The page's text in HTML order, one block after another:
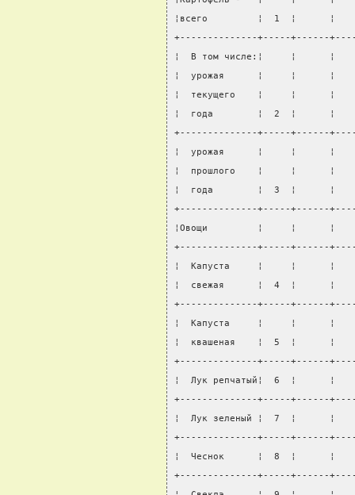
¦всего         ¦  1  ¦
+--------------+-----+------
¦  В том числе:¦     ¦
¦  урожая      ¦     ¦
¦  текущего    ¦     ¦
¦  года        ¦  2  ¦
+--------------+-----+------
¦  урожая      ¦     ¦
¦  прошлого    ¦     ¦
¦  года        ¦  3  ¦
+--------------+-----+------
¦Овощи         ¦     ¦
+--------------+-----+------
¦  Капуста     ¦     ¦
¦  свежая      ¦  4  ¦
+--------------+-----+------
¦  Капуста     ¦     ¦
¦  квашеная    ¦  5  ¦
+--------------+-----+------
¦  Лук репчатый¦  6  ¦
+--------------+-----+------
¦  Лук зеленый ¦  7  ¦
+--------------+-----+------
¦  Чеснок      ¦  8  ¦
+--------------+-----+------